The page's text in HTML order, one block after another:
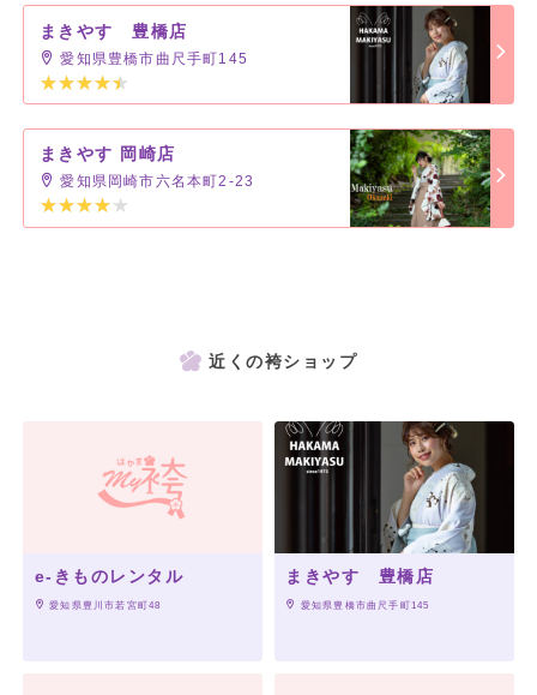
まきやす 豊橋店
愛知県豊橋市曲尺手町145
まきやす 岡崎店
愛知県岡崎市六名本町2-23
近くの袴ショップ
e-きものレンタル
愛知県豊川市若宮町48
まきやす 豊橋店
愛知県豊橋市曲尺手町145